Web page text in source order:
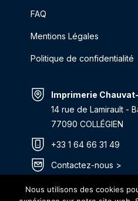
FAQ
Mentions Légales
Politique de confidentialité
Imprimerie
14 rue de Lamirault -
77090 COLLÉGIEN
+33 1 64 66 31 49
Contactez-nous >
Itinéraire >
Nous utilisons des cookies